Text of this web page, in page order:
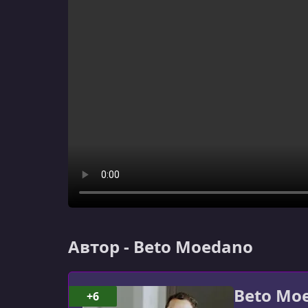
Автор - Beto Moedano
Beto
+6